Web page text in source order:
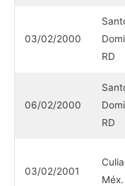
03/02/2000
RD
06/02/2000
RD
03/02/2001
Méx.